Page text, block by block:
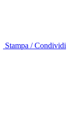
Stampa / Condividi